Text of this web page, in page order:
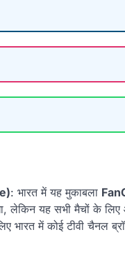
: भारत में यह मुकाबला
लेकिन यह सभी मैचों के लिए
भारत में कोई टीवी चैनल